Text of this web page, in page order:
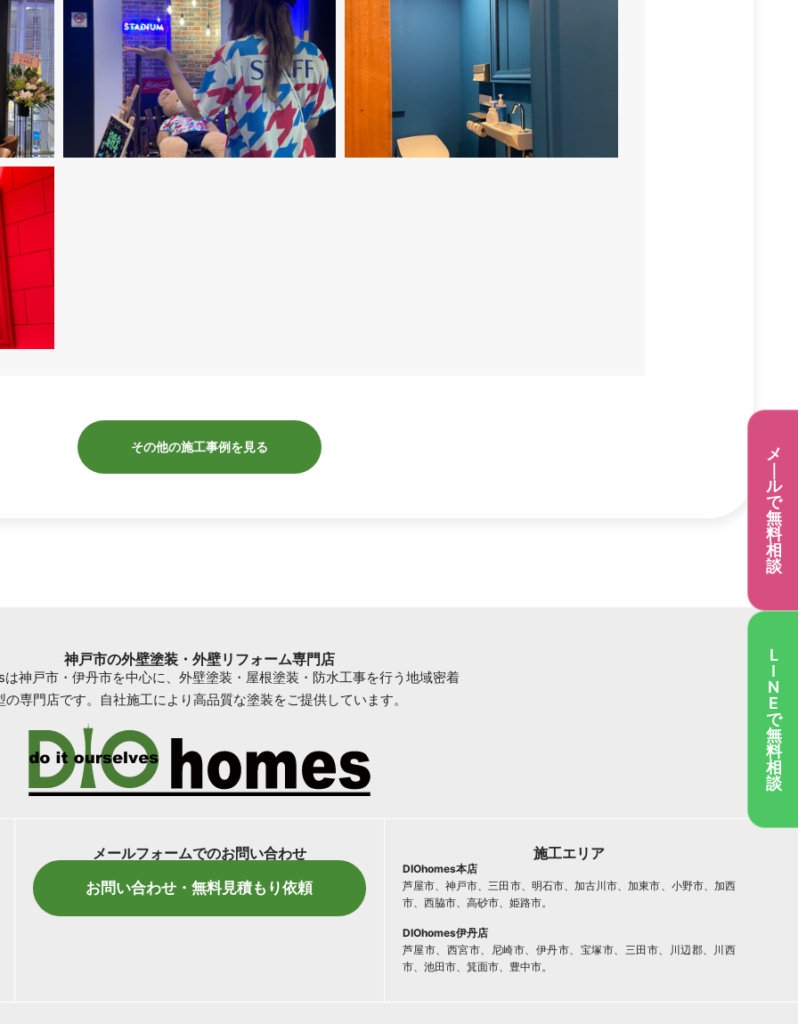
その他の施工事例を見る
神戸市の外壁塗装・外壁リフォーム専門店
神戸市・伊丹市を中心に、外壁塗装・屋根塗装・防水工事を行う地域密着
の専門店です。自社施工により高品質な塗装をご提供しています。
メールフォームでのお問い合わせ
お問い合わせ・無料見積もり依頼
施工エリア
DIOhomes本店
芦屋市、神戸市、三田市、明石市、加古川市、加東市、小野市、加西
市、西脇市、高砂市、姫路市。
DIOhomes伊丹店
芦屋市、西宮市、尼崎市、伊丹市、宝塚市、三田市、川辺郡、川西
市、池田市、箕面市、豊中市。
メ
｜
ル
で
無
料
相
談
L
I
N
E
で
無
料
相
談